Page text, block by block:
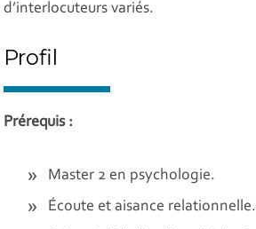
d’interlocuteurs variés.
Profil
Prérequis :
Master 2 en psychologie.
Écoute et aisance relationnelle.